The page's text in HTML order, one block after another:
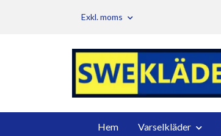
Exkl. moms
Hem Varselkläder